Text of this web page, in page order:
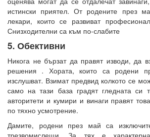
истински приятел. От родените през
лекари, които се развиват
Снизходителни са към по-слабите
5. Обективни
Никога не бързат да правят изводи, да
решения . Хората, които са родени
изслушват. Взимат предвид колкото се
само на тази база градят гледната си
авторитети и кумири и винаги правят
по тяхно усмотрение.
Дамите, родени през май са
трезвомислещи. За тях е